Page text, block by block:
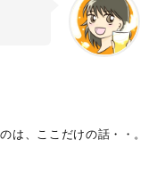
は、ここだけの話・・。